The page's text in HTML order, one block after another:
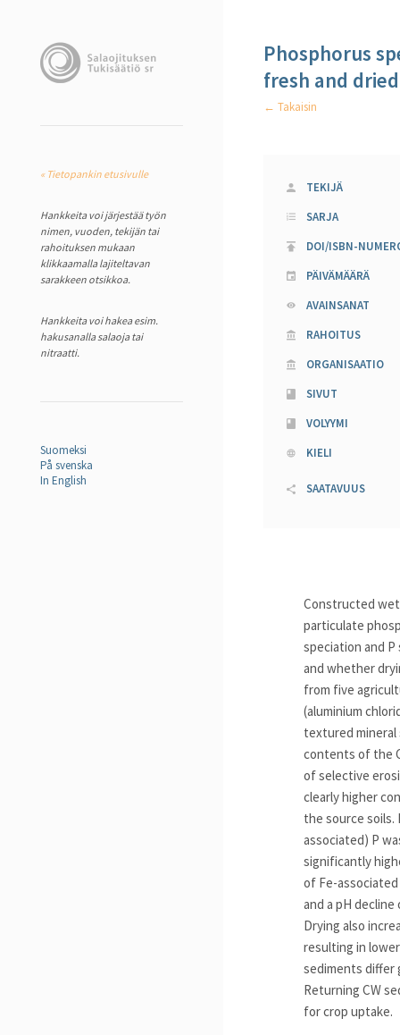
« Tietopankin etusivulle
Hankkeita voi järjestää työn
nimen, vuoden, tekijän tai
rahoituksen mukaan
klikkaamalla lajiteltavan
sarakkeen otsikkoa.
Hankkeita voi hakea esim.
hakusanalla salaoja tai
nitraatti.
Suomeksi
På svenska
In English
Phosphorus
fresh and
← Takaisin
TEKIJÄ
SARJA
DOI/ISBN-
PÄIVÄMÄÄRÄ
AVAINSANAT
RAHOITUS
ORGANISAATIO
SIVUT
VOLYYMI
KIELI
SAATAVUUS
Constructed
particulate
speciation and
and whether
from five
(aluminium
textured mineral
contents of the
of selective
clearly higher
the source
associated) P
significantly
of Fe-associated
and a pH
Drying also
resulting in
sediments differ
Returning CW
for crop uptake.